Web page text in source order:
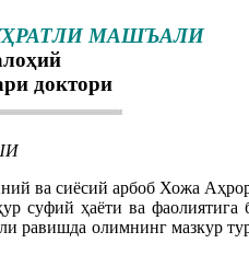
МАШЪАЛИ
доктори
ва сиёсий арбоб Хожа
суфий ҳаёти ва
олимнинг мазкур